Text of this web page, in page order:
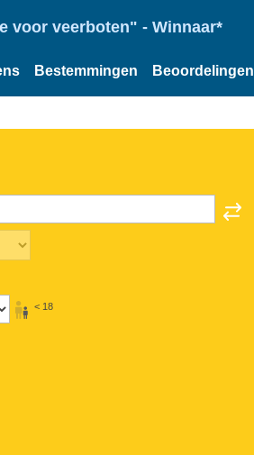
voor veerboten" - Winnaar*
Bestemmingen Beoordelingen
< 18